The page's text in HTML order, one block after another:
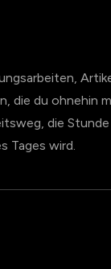
die du ohnehin
die Stunde
Tages wird.